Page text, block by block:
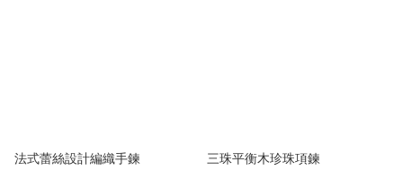
法式蕾絲設計編織手鍊 三珠平衡木珍珠項鍊